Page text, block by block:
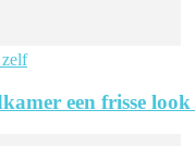
een frisse look